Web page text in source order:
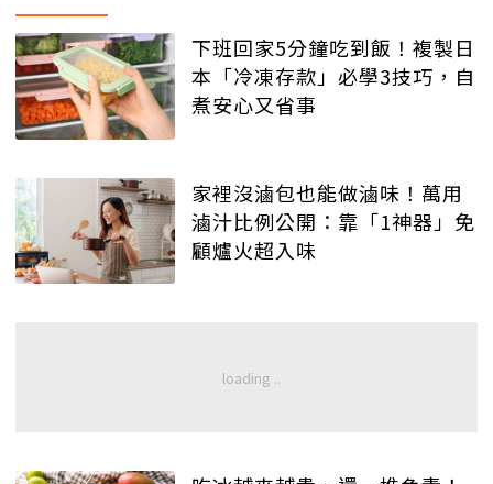
下班回家5分鐘吃到飯！複製日
本「冷凍存款」必學3技巧，自
煮安心又省事
家裡沒滷包也能做滷味！萬用
滷汁比例公開：靠「1神器」免
顧爐火超入味